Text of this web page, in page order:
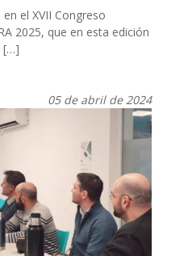
el XVII Congreso
2025, que en esta edición
[…]
05 de abril de 2024